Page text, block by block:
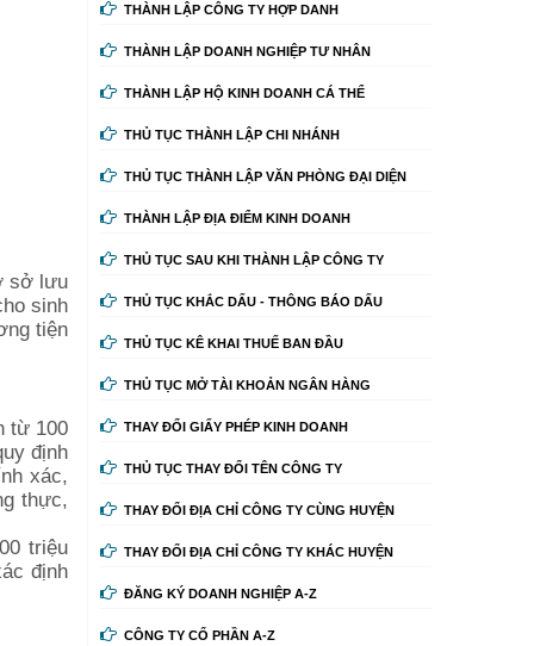
sở lưu
sinh
tiện
từ 100
định
xác,
thực,
triệu
định
THÀNH LẬP CÔNG TY HỢP DANH
THÀNH LẬP DOANH NGHIỆP TƯ NHÂN
THÀNH LẬP HỘ KINH DOANH CÁ THỂ
THỦ TỤC THÀNH LẬP CHI NHÁNH
THỦ TỤC THÀNH LẬP VĂN PHÒNG ĐẠI DIỆN
THÀNH LẬP ĐỊA ĐIỂM KINH DOANH
THỦ TỤC SAU KHI THÀNH LẬP CÔNG TY
THỦ TỤC KHẮC DẤU - THÔNG BÁO DẤU
THỦ TỤC KÊ KHAI THUẾ BAN ĐẦU
THỦ TỤC MỞ TÀI KHOẢN NGÂN HÀNG
THAY ĐỔI GIẤY PHÉP KINH DOANH
THỦ TỤC THAY ĐỔI TÊN CÔNG TY
THAY ĐỔI ĐỊA CHỈ CÔNG TY CÙNG HUYỆN
THAY ĐỔI ĐỊA CHỈ CÔNG TY KHÁC HUYỆN
ĐĂNG KÝ DOANH NGHIỆP A-Z
CÔNG TY CỔ PHẦN A-Z